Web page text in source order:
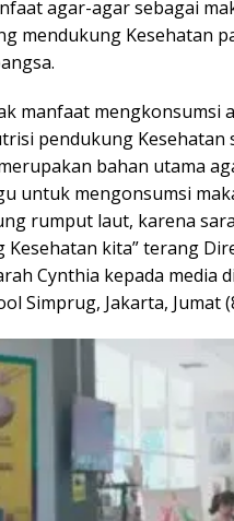
agar-agar sebagai
mendukung Kesehatan
manfaat mengkonsumsi
pendukung
bahan utama
untuk mengonsumsi
rumput laut, karena
Kesehatan kita” terang
Cynthia kepada media
Simprug, Jakarta, Jumat